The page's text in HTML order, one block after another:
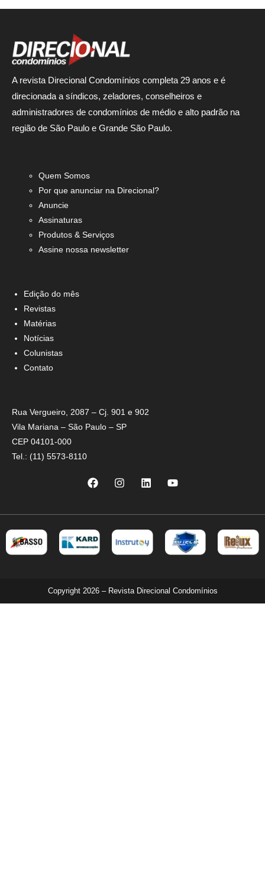
A revista Direcional Condomínios completa 29 anos e é
direcionada a síndicos, zeladores, conselheiros e
administradores de condomínios de médio e alto padrão na
região de São Paulo e Grande São Paulo.
Quem Somos
Por que anunciar na Direcional?
Anuncie
Assinaturas
Produtos & Serviços
Assine nossa newsletter
Edição do mês
Revistas
Matérias
Notícias
Colunistas
Contato
Rua Vergueiro, 2087 – Cj. 901 e 902
Vila Mariana – São Paulo – SP
CEP 04101-000
Tel.: (11) 5573-8110
Copyright 2026 – Revista Direcional Condomínios